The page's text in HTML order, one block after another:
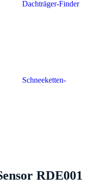
Dachträger-Finder
Schneeketten-
RDE001